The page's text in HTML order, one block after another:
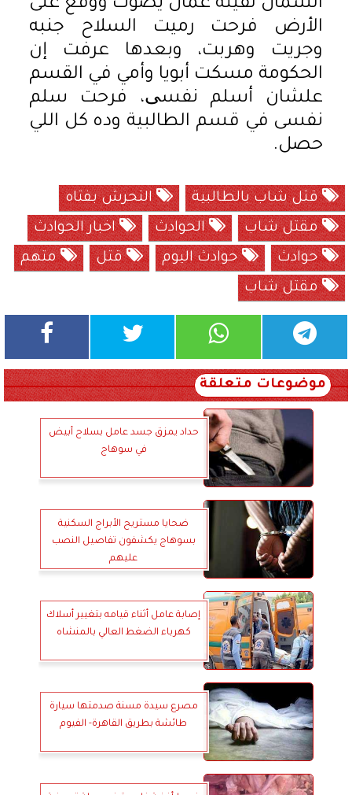
الشمال لقيته عمال يصوت ووقع على
الأرض فرحت رميت السلاح جنبه
وجريت وهربت، وبعدها عرفت إن
الحكومة مسكت أبويا وأمي في القسم
علشان أسلم نفسی، فرحت سلم
نفسى في قسم الطالبية وده كل اللي
حصل.
قتل شاب بالطالبية
التحرش بفتاه
مقتل شاب
الحوادث
اخبار الحوادث
حوادث
حوادث اليوم قتل
متهم
مقتل شاب
موضوعات متعلقة
حداد يمزق جسد عامل بسلاح أبيض
في سوهاج
ضحايا مستريح الأبراج السكنية
بسوهاج يكشفون تفاصيل النصب
عليهم
إصابة عامل أثناء قيامه بتغيير أسلاك
كهرباء الضغط العالي بالمنشاه
مصرع سيدة مسنة صدمتها سيارة
طائشة بطريق القاهرة- الفيوم